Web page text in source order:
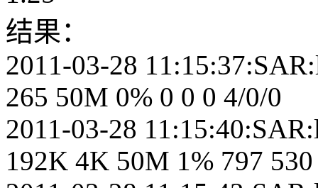
结果：
2011-03-28
265 50M 0% 0 0 0 4/0/0
2011-03-28
192K 4K 50M 1% 797